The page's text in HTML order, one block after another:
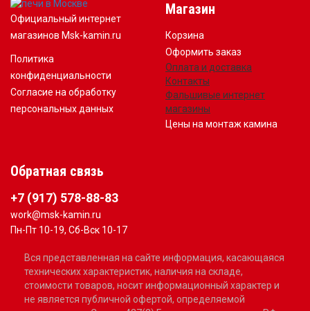
Официальный интернет
магазинов Msk-kamin.ru
Политика
конфиденциальности
Согласие на обработку
персональных данных
Магазин
Корзина
Оформить заказ
Оплата и доставка
Контакты
Фальшивые интернет
магазины
Цены на монтаж камина
Обратная связь
+7 (917) 578-88-83
work@msk-kamin.ru
Пн-Пт 10-19, Сб-Вск 10-17
Вся представленная на сайте информация, касающаяся
технических характеристик, наличия на складе,
стоимости товаров, носит информационный характер и
не является публичной офертой, определяемой